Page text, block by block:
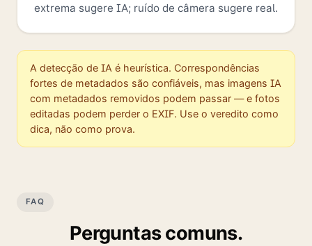
extrema sugere IA; ruído de câmera sugere real.
A detecção de IA é heurística. Correspondências
fortes de metadados são confiáveis, mas imagens IA
com metadados removidos podem passar — e fotos
editadas podem perder o EXIF. Use o veredito como
dica, não como prova.
FAQ
Perguntas comuns.